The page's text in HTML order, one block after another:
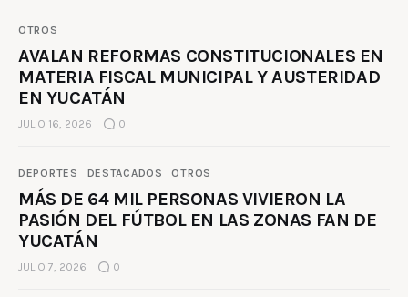
OTROS
AVALAN REFORMAS CONSTITUCIONALES EN
MATERIA FISCAL MUNICIPAL Y AUSTERIDAD
EN YUCATÁN
JULIO 16, 2026 0
DEPORTES DESTACADOS OTROS
MÁS DE 64 MIL PERSONAS VIVIERON LA
PASIÓN DEL FÚTBOL EN LAS ZONAS FAN DE
YUCATÁN
JULIO 7, 2026 0